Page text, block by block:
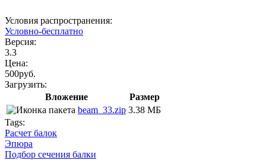
Условия распространения:
Условно-бесплатно
Версия:
3.3
Цена:
500руб.
Загрузить:
Вложение
Размер
beam_33.zip 3.38 МБ
Tags:
Расчет балок
Эпюра
Подбор сечения балки